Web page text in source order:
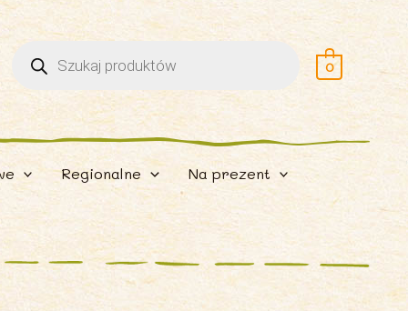
Wyszukiwarka
produktów 0
Regionalne Na prezent